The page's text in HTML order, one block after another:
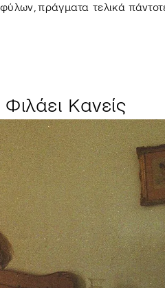
φύλων, πράγματα τελικά
Κανείς